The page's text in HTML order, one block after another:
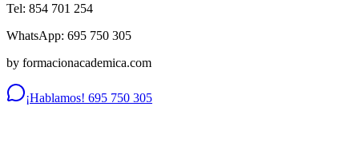
Tel: 854 701 254
WhatsApp: 695 750 305
by formacionacademica.com
¡Hablamos! 695 750 305